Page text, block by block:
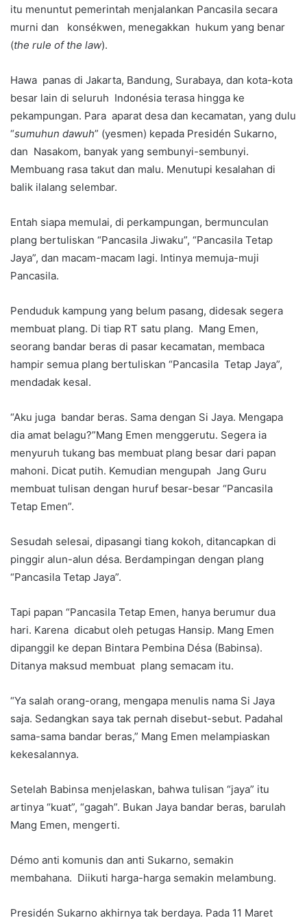
itu menuntut pemerintah menjalankan Pancasila secara
murni dan konsékwen, menegakkan hukum yang benar
(the rule of the law).
Hawa panas di Jakarta, Bandung, Surabaya, dan kota-kota
besar lain di seluruh Indonésia terasa hingga ke
pekampungan. Para aparat desa dan kecamatan, yang dulu
“sumuhun dawuh” (yesmen) kepada Presidén Sukarno,
dan Nasakom, banyak yang sembunyi-sembunyi.
Membuang rasa takut dan malu. Menutupi kesalahan di
balik ilalang selembar.
Entah siapa memulai, di perkampungan, bermunculan
plang bertuliskan “Pancasila Jiwaku”, “Pancasila Tetap
Jaya”, dan macam-macam lagi. Intinya memuja-muji
Pancasila.
Penduduk kampung yang belum pasang, didesak segera
membuat plang. Di tiap RT satu plang. Mang Emen,
seorang bandar beras di pasar kecamatan, membaca
hampir semua plang bertuliskan “Pancasila Tetap Jaya”,
mendadak kesal.
“Aku juga bandar beras. Sama dengan Si Jaya. Mengapa
dia amat belagu?”Mang Emen menggerutu. Segera ia
menyuruh tukang bas membuat plang besar dari papan
mahoni. Dicat putih. Kemudian mengupah Jang Guru
membuat tulisan dengan huruf besar-besar “Pancasila
Tetap Emen”.
Sesudah selesai, dipasangi tiang kokoh, ditancapkan di
pinggir alun-alun désa. Berdampingan dengan plang
“Pancasila Tetap Jaya”.
Tapi papan “Pancasila Tetap Emen, hanya berumur dua
hari. Karena dicabut oleh petugas Hansip. Mang Emen
dipanggil ke depan Bintara Pembina Désa (Babinsa).
Ditanya maksud membuat plang semacam itu.
“Ya salah orang-orang, mengapa menulis nama Si Jaya
saja. Sedangkan saya tak pernah disebut-sebut. Padahal
sama-sama bandar beras,” Mang Emen melampiaskan
kekesalannya.
Setelah Babinsa menjelaskan, bahwa tulisan “jaya” itu
artinya “kuat”, “gagah”. Bukan Jaya bandar beras, barulah
Mang Emen, mengerti.
Démo anti komunis dan anti Sukarno, semakin
membahana. Diikuti harga-harga semakin melambung.
Presidén Sukarno akhirnya tak berdaya. Pada 11 Maret